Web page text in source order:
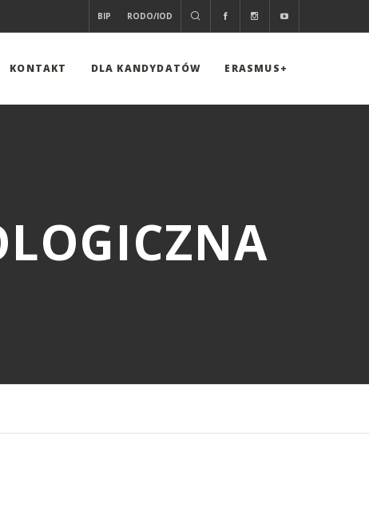
BIP RODO/IOD
KONTAKT DLA KANDYDATÓW ERASMUS+